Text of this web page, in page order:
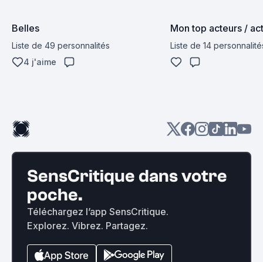
Belles
Liste de 49 personnalités
4 j'aime
Mon top acteurs /
Liste de 14
SensCritique dans votre
poche.
Téléchargez l’app SensCritique.
Explorez. Vibrez. Partagez.